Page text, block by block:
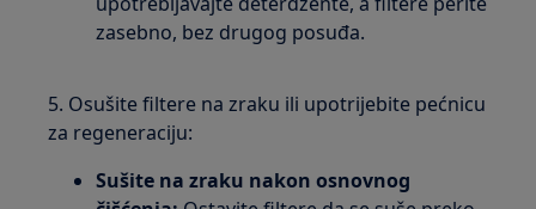
zasebno, bez drugog posuđa.
5. Osušite filtere na zraku ili upotrijebite pećnicu
za regeneraciju:
Sušite na zraku nakon osnovnog